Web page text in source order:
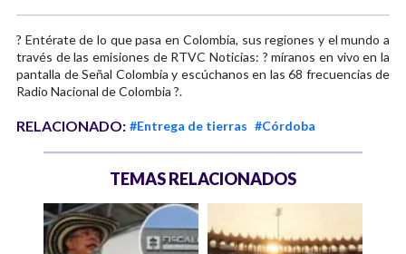
? Entérate de lo que pasa en Colombia, sus regiones y el mundo a
través de las emisiones de RTVC Noticias: ? míranos en vivo en la
pantalla de Señal Colombia y escúchanos en las 68 frecuencias de
Radio Nacional de Colombia ?.
RELACIONADO: #Entrega de tierras #Córdoba
TEMAS RELACIONADOS